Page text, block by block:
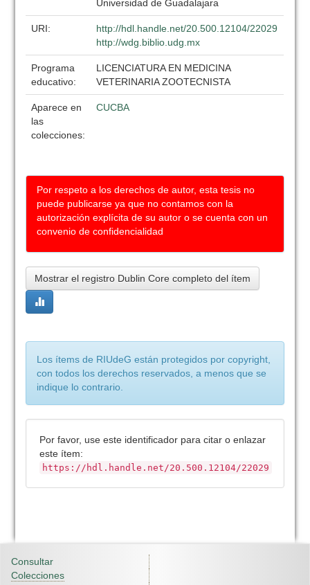
Universidad de Guadalajara
URI:
http://hdl.handle.net/20.500.12104/22029
http://wdg.biblio.udg.mx
Programa
educativo:
LICENCIATURA EN MEDICINA
VETERINARIA ZOOTECNISTA
Aparece en
las
colecciones:
CUCBA
Por respeto a los derechos de autor, esta tesis no
puede publicarse ya que no contamos con la
autorización explícita de su autor o se cuenta con un
convenio de confidencialidad
Mostrar el registro Dublin Core completo del ítem
Los ítems de RIUdeG están protegidos por copyright,
con todos los derechos reservados, a menos que se
indique lo contrario.
Por favor, use este identificador para citar o enlazar
este ítem:
https://hdl.handle.net/20.500.12104/22029
Consultar
Colecciones